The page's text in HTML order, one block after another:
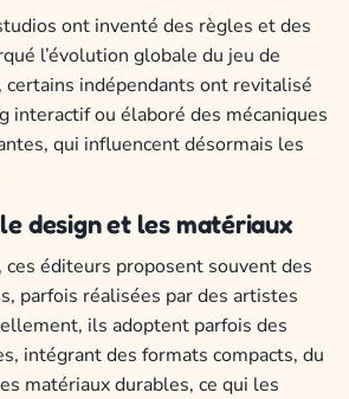
ont inventé des règles et des
l’évolution globale du jeu de
certains indépendants ont revitalisé
interactif ou élaboré des mécaniques
qui influencent désormais les
design et les matériaux
éditeurs proposent souvent des
parfois réalisées par des artistes
ils adoptent parfois des
intégrant des formats compacts, du
matériaux durables, ce qui les